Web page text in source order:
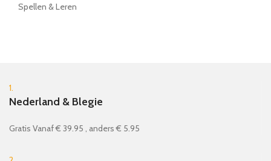
Spellen & Leren
1.
Nederland & Blegie
Gratis Vanaf € 39.95 , anders € 5.95